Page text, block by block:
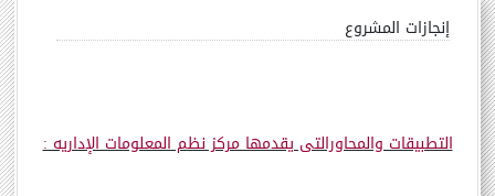
إنجازات المشروع
التطبيقات والمحاورالتى يقدمها مركز نظم المعلومات الإداريه :